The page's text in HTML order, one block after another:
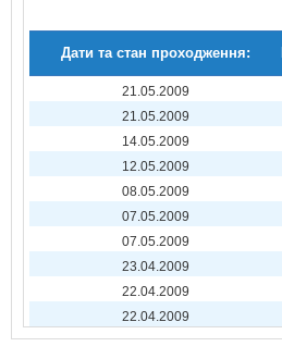
Дати та стан проходження:
21.05.2009
21.05.2009
14.05.2009
12.05.2009
08.05.2009
07.05.2009
07.05.2009
23.04.2009
22.04.2009
22.04.2009